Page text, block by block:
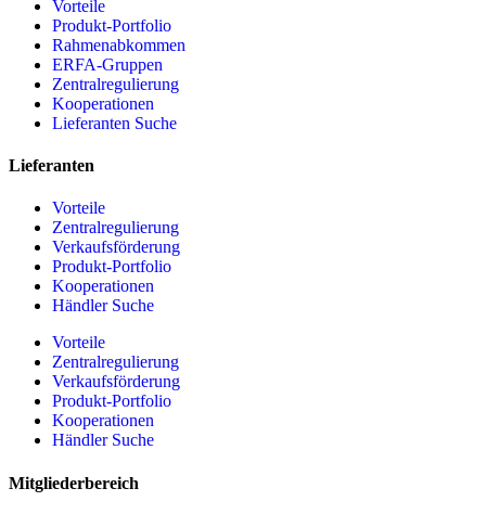
Vorteile
Produkt-Portfolio
Rahmenabkommen
ERFA-Gruppen
Zentralregulierung
Kooperationen
Lieferanten Suche
Lieferanten
Vorteile
Zentralregulierung
Verkaufsförderung
Produkt-Portfolio
Kooperationen
Händler Suche
Vorteile
Zentralregulierung
Verkaufsförderung
Produkt-Portfolio
Kooperationen
Händler Suche
Mitgliederbereich